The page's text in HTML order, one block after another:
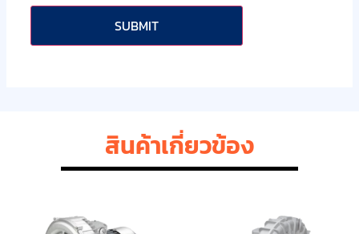
สินค้าเกี่ยวข้อง